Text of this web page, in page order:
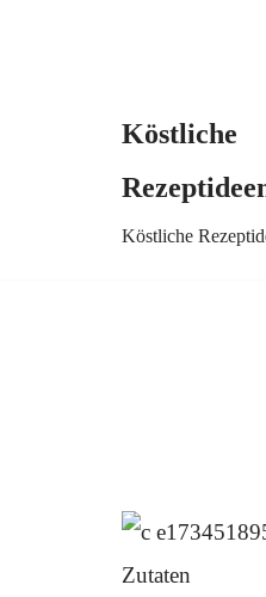
Köstliche
Köstliche
Zutaten